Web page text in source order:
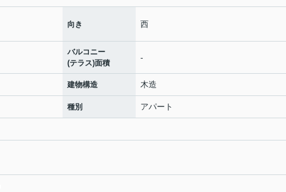
向き 西
バルコニー
(テラス)面積
-
建物構造 木造
種別 アパート